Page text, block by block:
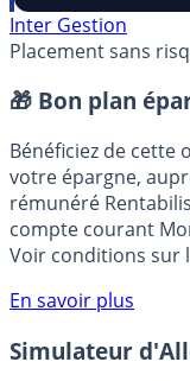
⭐️ Suivre sur
Placement sans
🎁 Bon plan
Bénéficiez de cette
votre épargne,
rémunéré
Voir conditions sur
En savoir plus